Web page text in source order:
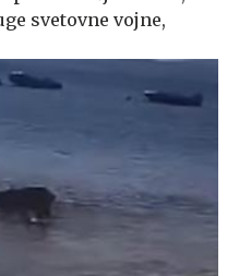
svetovne vojne,